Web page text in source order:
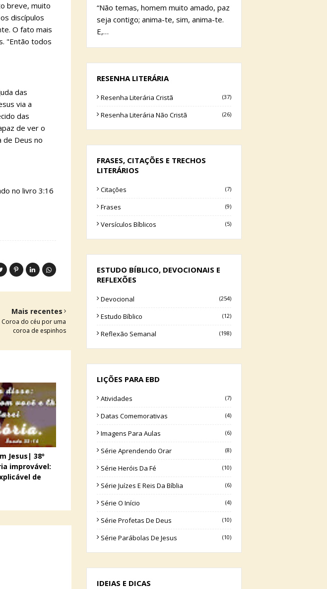
breve, muito
discípulos
O fato mais
"Então todos
das
via a
das
de ver o
de Deus no
no livro 3:16
Mais recentes
Coroa do céu por uma
coroa de espinhos
Jesus| 38º
improvável:
de
“Não temas, homem muito amado, paz
seja contigo; anima-te, sim, anima-te.
E,…
RESENHA LITERÁRIA
Resenha Literária Cristã (37)
Resenha Literária Não Cristã (26)
FRASES, CITAÇÕES E TRECHOS
LITERÁRIOS
Citações (7)
Frases (9)
Versículos Bíblicos (5)
ESTUDO BÍBLICO, DEVOCIONAIS E
REFLEXÕES
Devocional (254)
Estudo Bíblico (12)
Reflexão Semanal (198)
LIÇÕES PARA EBD
Atividades (7)
Datas Comemorativas (4)
Imagens Para Aulas (6)
Série Aprendendo Orar (8)
Série Heróis Da Fé (10)
Série Juízes E Reis Da Bíblia (6)
Série O Início (4)
Série Profetas De Deus (10)
Série Parábolas De Jesus (10)
IDEIAS E DICAS